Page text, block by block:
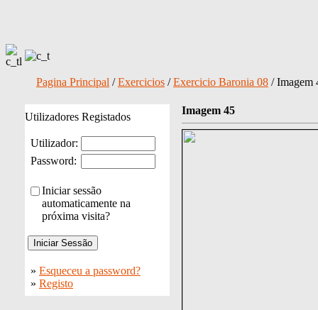
Pagina Principal /Exercicios /Exercicio Baronia 08 / Imagem
Utilizadores Registados
Utilizador:
Password:
Iniciar sessão
automaticamente na
próxima visita?
» Esqueceu a password?
» Registo
Imagem 45